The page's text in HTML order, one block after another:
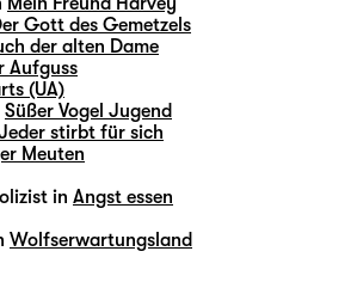
Gott des Gemetzels
der alten Dame
Aufguss
(UA)
Süßer Vogel Jugend
stirbt für sich
Meuten
in Angst essen
Wolfserwartungsland